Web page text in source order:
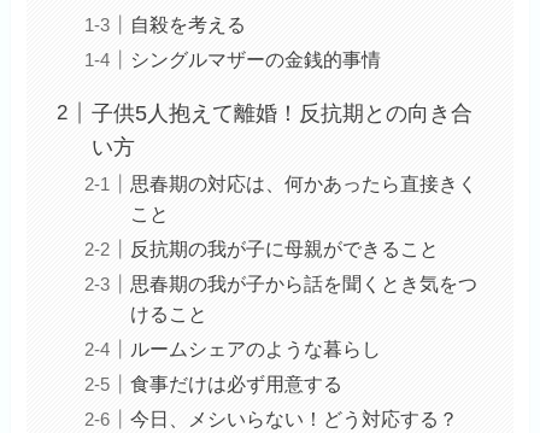
自殺を考える
シングルマザーの金銭的事情
子供5人抱えて離婚！反抗期との向き合
い方
思春期の対応は、何かあったら直接きく
こと
反抗期の我が子に母親ができること
思春期の我が子から話を聞くとき気をつ
けること
ルームシェアのような暮らし
食事だけは必ず用意する
今日、メシいらない！どう対応する？